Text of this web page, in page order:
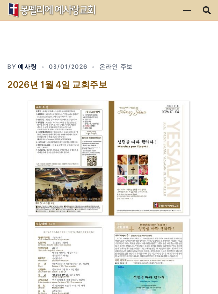
Skip
BY 예사랑 03/01/2026 온라인 주보
2026년 1월 4일 교회주보